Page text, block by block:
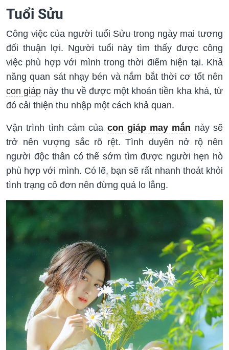
Tuổi Sửu
Công việc của người tuổi Sửu trong ngày mai tương
đối thuận lợi. Người tuổi này tìm thấy được công
việc phù hợp với mình trong thời điểm hiện tại. Khả
năng quan sát nhạy bén và nắm bắt thời cơ tốt nên
con giáp này thu về được một khoản tiền kha khá, từ
đó cải thiện thu nhập một cách khả quan.
Vận trình tình cảm của con giáp may mắn này sẽ
trở nên vượng sắc rõ rệt. Tình duyên nở rộ nên
người độc thân có thể sớm tìm được người hẹn hò
phù hợp với mình. Có lẽ, bạn sẽ rất nhanh thoát khỏi
tình trạng cô đơn nên đừng quá lo lắng.